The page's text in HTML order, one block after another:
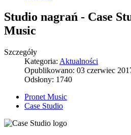
Studio nagrań - Case
Music
Szczegóły
Kategoria: Aktualności
Opublikowano: 03 czerwiec
Odsłony: 1740
Pronet Music
Case Studio